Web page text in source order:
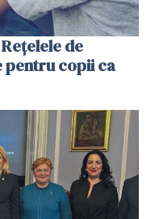
de
pentru copii ca